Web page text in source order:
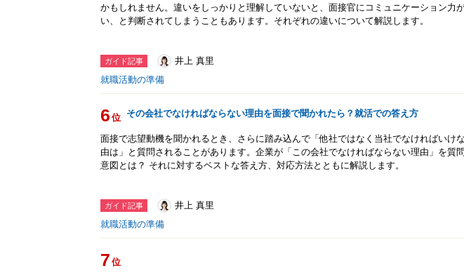
かもしれません。違いをしっかりと理解していないと、面接官にコミュニケーション力
い、と判断されてしまうこともあります。それぞれの違いについて解説します。
ガイド記事
井上 真里
就職活動の準備
6 位 その会社でなければならない理由を面接で聞かれたら？就活での答え方
面接で志望動機を聞かれるとき、さらに踏み込んで「他社ではなく当社でなければいけ
由は」と質問されることがあります。企業が「この会社でなければならない理由」を質
意図とは？ それに対するベストな答え方、対応方法とともに解説します。
ガイド記事
井上 真里
就職活動の準備
7 位